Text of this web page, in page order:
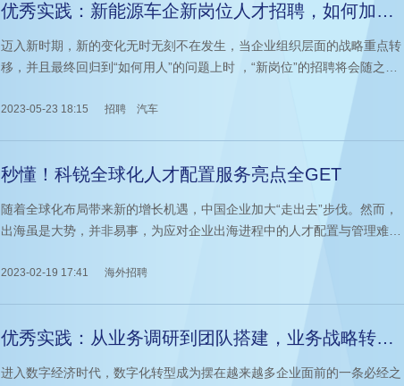
优秀实践：新能源车企新岗位人才招聘，如何加速
迈入新时期，新的变化无时无刻不在发生，当企业组织层面的战略重点转
移，并且最终回归到“如何用人”的问题上时 ，“新岗位”的招聘将会随之而
定了，车企通过变革和调整来积极应对行业大势。而这其中，人才作为车
2023-05-23 18:15 招聘 汽车
秒懂！科锐全球化人才配置服务亮点全GET
随着全球化布局带来新的增长机遇，中国企业加大“走出去”步伐。然而，
出海虽是大势，并非易事，为应对企业出海进程中的人才配置与管理难
2023-02-19 17:41 海外招聘
优秀实践：从业务调研到团队搭建，业务战略转型
进入数字经济时代，数字化转型成为摆在越来越多企业面前的一条必经之